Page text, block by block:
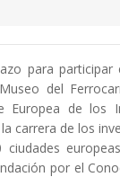
para participar
del
de los
carrera de los
por el